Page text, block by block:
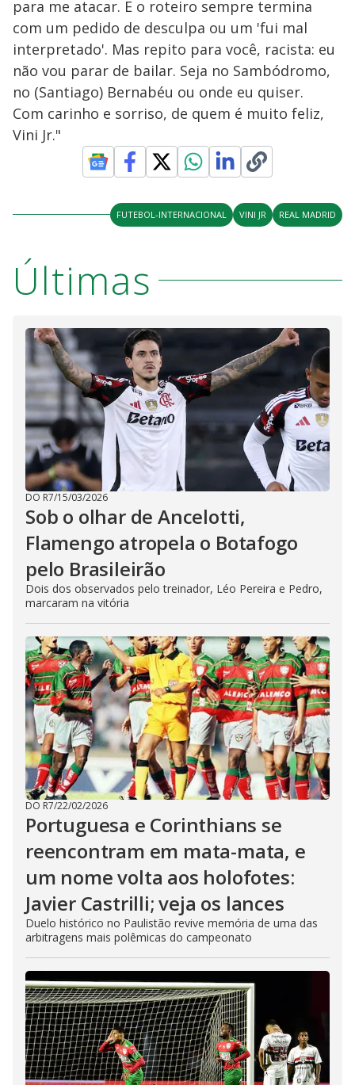
para me atacar. E o roteiro sempre termina
com um pedido de desculpa ou um 'fui mal
interpretado'. Mas repito para você, racista: eu
não vou parar de bailar. Seja no Sambódromo,
no (Santiago) Bernabéu ou onde eu quiser.
Com carinho e sorriso, de quem é muito feliz,
Vini Jr."
FUTEBOL-INTERNACIONAL VINI JR REAL MADRID
Últimas
DO R7/15/03/2026
Sob o olhar de Ancelotti,
Flamengo atropela o Botafogo
pelo Brasileirão
Dois dos observados pelo treinador, Léo Pereira e Pedro,
marcaram na vitória
DO R7/22/02/2026
Portuguesa e Corinthians se
reencontram em mata-mata, e
um nome volta aos holofotes:
Javier Castrilli; veja os lances
Duelo histórico no Paulistão revive memória de uma das
arbitragens mais polêmicas do campeonato